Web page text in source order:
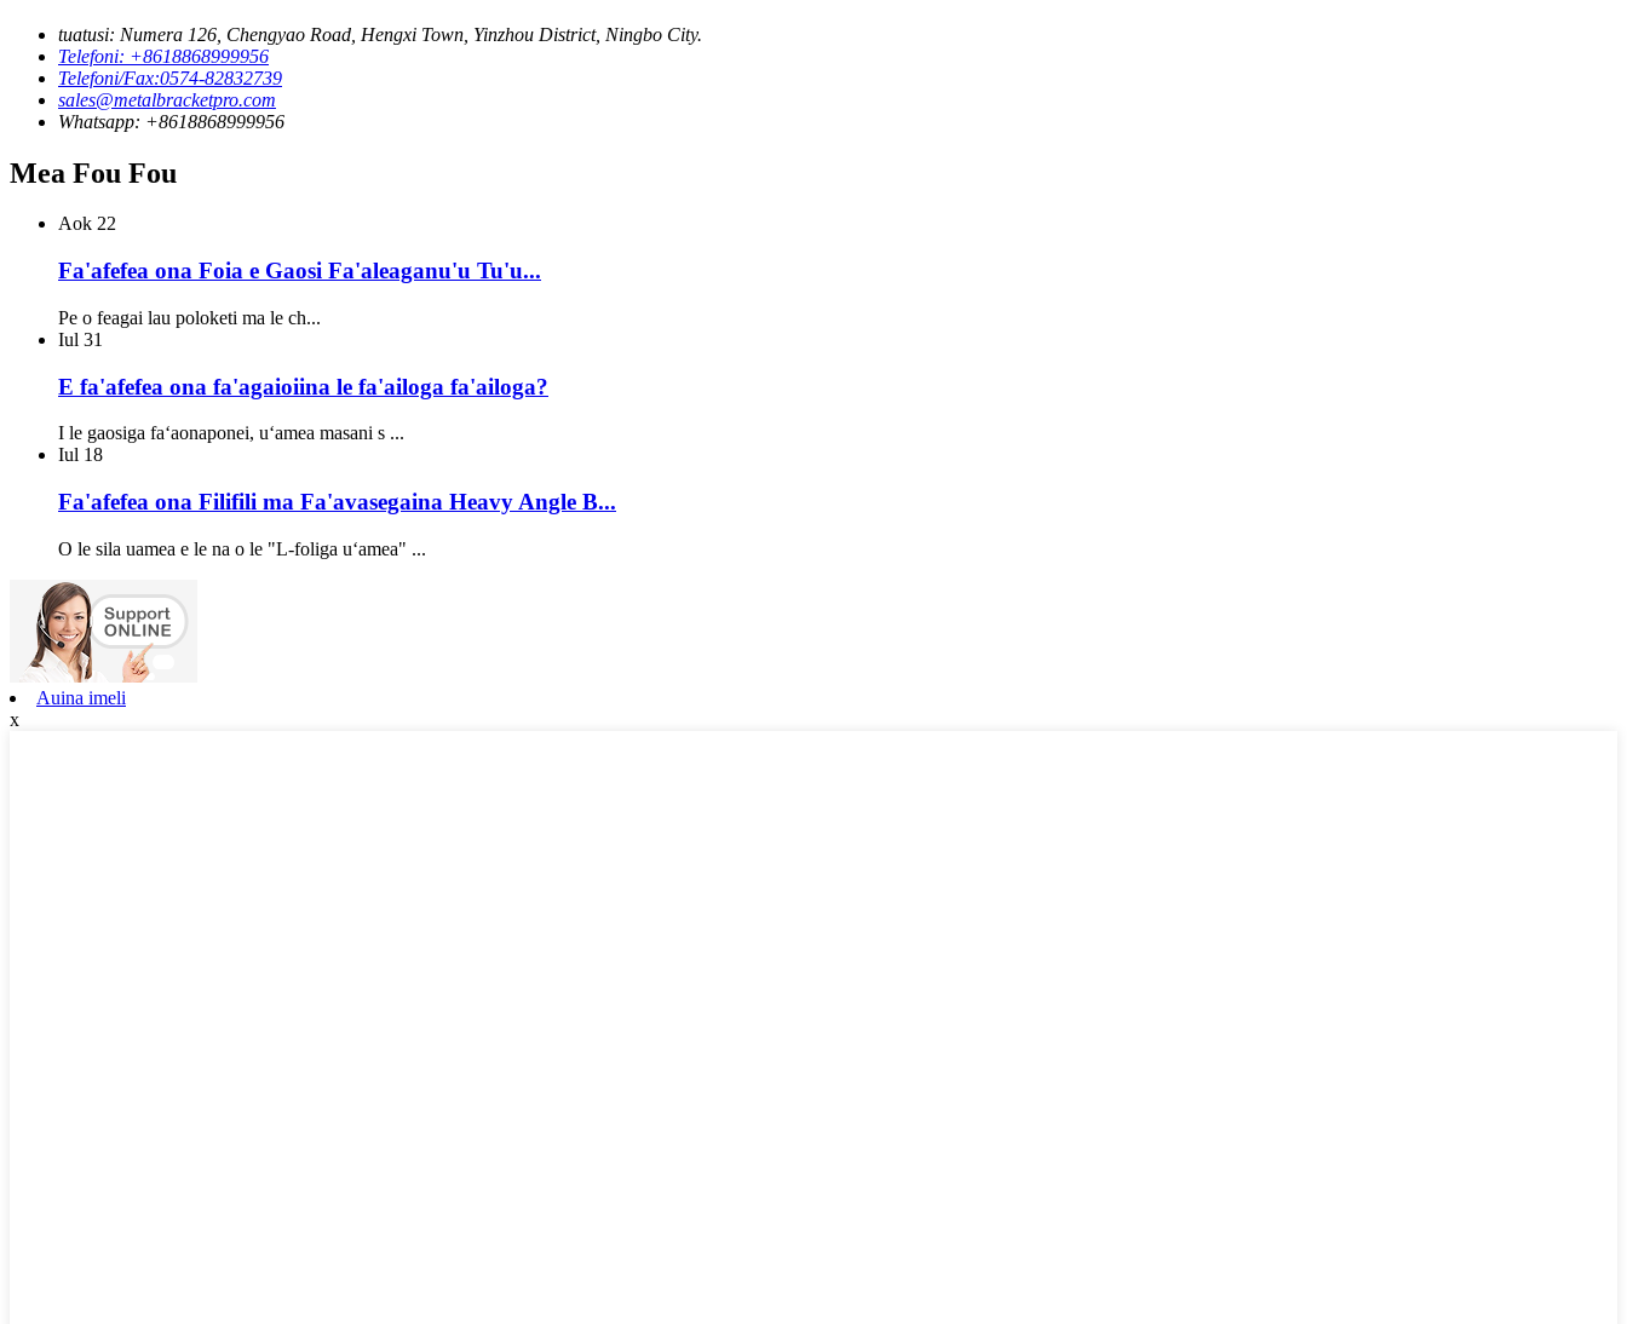
tuatusi: Numera 126, Chengyao Road, Hengxi Town, Yinzhou District, Ningbo City.
Telefoni: +8618868999956
Telefoni/Fax:0574-82832739
sales@metalbracketpro.com
Whatsapp: +8618868999956
Mea Fou Fou
Aok 22
Fa'afefea ona Foia e Gaosi Fa'aleaganu'u Tu'u...
Pe o feagai lau poloketi ma le ch...
Iul 31
E fa'afefea ona fa'agaioiina le fa'ailoga fa'ailoga?
I le gaosiga faʻaonaponei, uʻamea masani s ...
Iul 18
Fa'afefea ona Filifili ma Fa'avasegaina Heavy Angle B...
O le sila uamea e le na o le "L-foliga uʻamea" ...
Auina imeli
x